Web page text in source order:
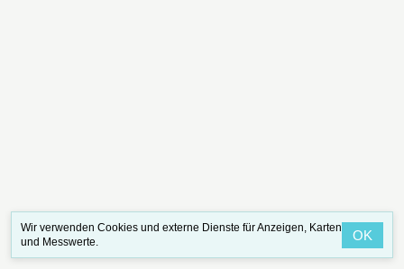
Wir verwenden Cookies und externe Dienste für Anzeigen, Karten
und Messwerte.
OK